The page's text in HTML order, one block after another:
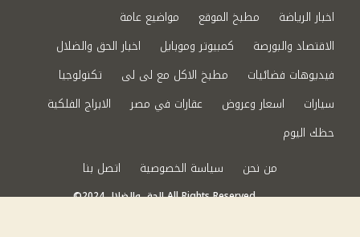
اخبار الرياضة
مطبخ الموقع
مواضيع عامة
الاقتصاد والبورصة
كمبيوتر وموبايل
اخبار الحق والضلال
فيديوهات فضائيات
مطبخ الاكل مع لى لى
تكنولوجيا
سيارات
اسعار وعروض عقارات في مصر
الابراج الفلكية
حظك اليوم
من نحن
سياسة الخصوصية اتصل بنا
©2024 الحق والضلال All Rights Reserved.